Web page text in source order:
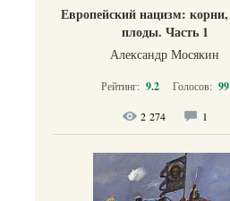
Европейский нацизм:
плоды. Часть 1
Александр Мосякин
Рейтинг: 9.2 Голосов: 99
2 274 1